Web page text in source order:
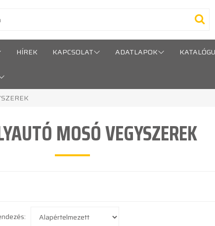
HÍREK KAPCSOLAT ADATLAPOK
MOSÓ VEGYSZEREK